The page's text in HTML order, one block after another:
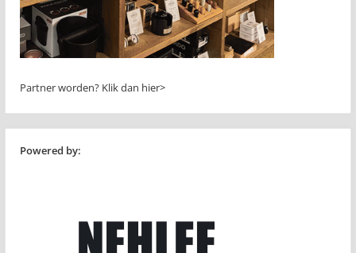
Partner worden? Klik dan hier>
Powered by: